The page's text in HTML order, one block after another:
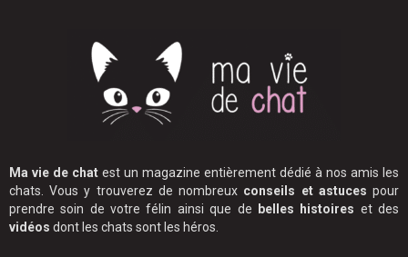
Ma vie de chat est un magazine entièrement dédié à nos amis les
chats. Vous y trouverez de nombreux conseils et astuces pour
prendre soin de votre félin ainsi que de
belles histoires et des
vidéos dont les chats sont les héros.